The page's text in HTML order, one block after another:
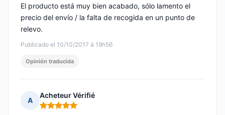
Publicado el 10/10/2017 à 19h56
El producto está muy bien acabado, sólo lamento el
precio del envío / la falta de recogida en un punto de
relevo.
Opinión traducida
A
Acheteur Vérifié
Nota: 5 de 5